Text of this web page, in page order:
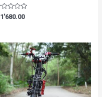
1'680.00